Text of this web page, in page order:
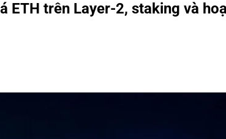
ETH trên Layer-2, staking và